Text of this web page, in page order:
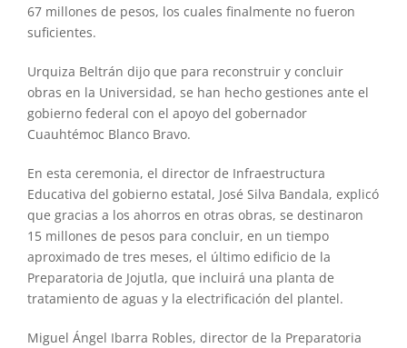
67 millones de pesos, los cuales finalmente no fueron
suficientes.
Urquiza Beltrán dijo que para reconstruir y concluir
obras en la Universidad, se han hecho gestiones ante el
gobierno federal con el apoyo del gobernador
Cuauhtémoc Blanco Bravo.
En esta ceremonia, el director de Infraestructura
Educativa del gobierno estatal, José Silva Bandala, explicó
que gracias a los ahorros en otras obras, se destinaron
15 millones de pesos para concluir, en un tiempo
aproximado de tres meses, el último edificio de la
Preparatoria de Jojutla, que incluirá una planta de
tratamiento de aguas y la electrificación del plantel.
Miguel Ángel Ibarra Robles, director de la Preparatoria